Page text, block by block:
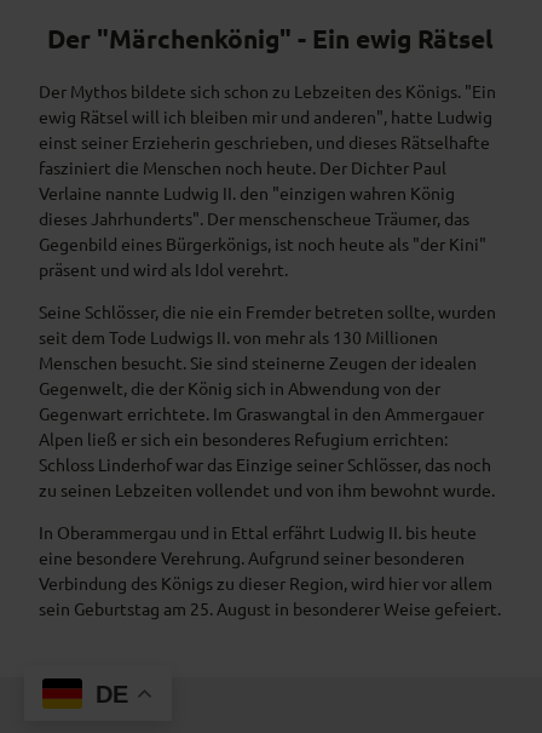
Der "Märchenkönig" - Ein ewig Rätsel
Der Mythos bildete sich schon zu Lebzeiten des Königs. "Ein
ewig Rätsel will ich bleiben mir und anderen", hatte Ludwig
einst seiner Erzieherin geschrieben, und dieses Rätselhafte
fasziniert die Menschen noch heute. Der Dichter Paul
Verlaine nannte Ludwig II. den "einzigen wahren König
dieses Jahrhunderts". Der menschenscheue Träumer, das
Gegenbild eines Bürgerkönigs, ist noch heute als "der Kini"
präsent und wird als Idol verehrt.
Seine Schlösser, die nie ein Fremder betreten sollte, wurden
seit dem Tode Ludwigs II. von mehr als 130 Millionen
Menschen besucht. Sie sind steinerne Zeugen der idealen
Gegenwelt, die der König sich in Abwendung von der
Gegenwart errichtete. Im Graswangtal in den Ammergauer
Alpen ließ er sich ein besonderes Refugium errichten:
Schloss Linderhof war das Einzige seiner Schlösser, das noch
zu seinen Lebzeiten vollendet und von ihm bewohnt wurde.
In Oberammergau und in Ettal erfährt Ludwig II. bis heute
eine besondere Verehrung. Aufgrund seiner besonderen
Verbindung des Königs zu dieser Region, wird hier vor allem
sein Geburtstag am 25. August in besonderer Weise gefeiert.
DE